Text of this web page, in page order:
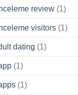
review (1)
visitors (1)
dating (1)
(1)
(1)